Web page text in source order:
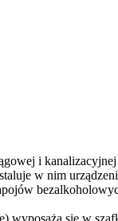
i
w nim
wyposaża się w